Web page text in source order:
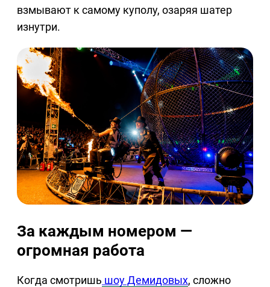
взмывают к самому куполу, озаряя шатер
изнутри.
За каждым номером —
огромная работа
Когда смотришь шоу Демидовых, сложно